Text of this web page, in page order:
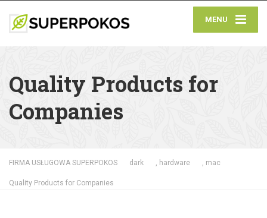
MENU
Quality Products for
Companies
FIRMA USŁUGOWA SUPERPOKOS dark hardware mac
Quality Products for Companies